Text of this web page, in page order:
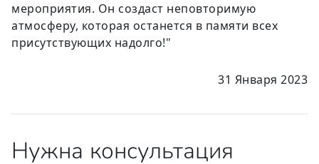
мероприятия. Он создаст неповторимую
атмосферу, которая останется в памяти всех
присутствующих надолго!"
31 Января 2023
Нужна консультация